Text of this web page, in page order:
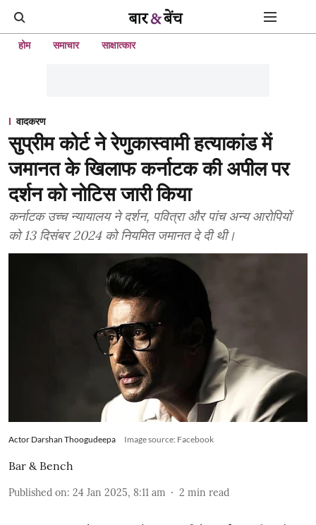
होम समाचार साक्षात्कार
वादकरण
सुप्रीम कोर्ट ने रेणुकास्वामी हत्याकांड में
जमानत के खिलाफ कर्नाटक की अपील पर
दर्शन को नोटिस जारी किया
कर्नाटक उच्च न्यायालय ने दर्शन, पवित्रा और पांच अन्य आरोपियों
को 13 दिसंबर 2024 को नियमित जमानत दे दी थी।
Actor Darshan Thoogudeepa Image source: Facebook
Bar & Bench
Published on: 24 Jan 2025, 8:11 am 2 min read